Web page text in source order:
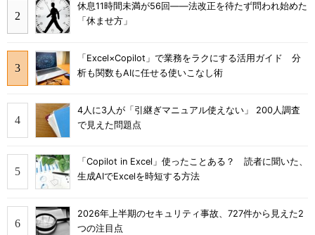
休息11時間未満が56回――法改正を待たず問われ始めた
「休ませ方」
「Excel×Copilot」で業務をラクにする活用ガイド 分
析も関数もAIに任せる使いこなし術
4人に3人が「引継ぎマニュアル使えない」 200人調査
で見えた問題点
「Copilot in Excel」使ったことある？ 読者に聞いた、
生成AIでExcelを時短する方法
2026年上半期のセキュリティ事故、727件から見えた2
つの注目点